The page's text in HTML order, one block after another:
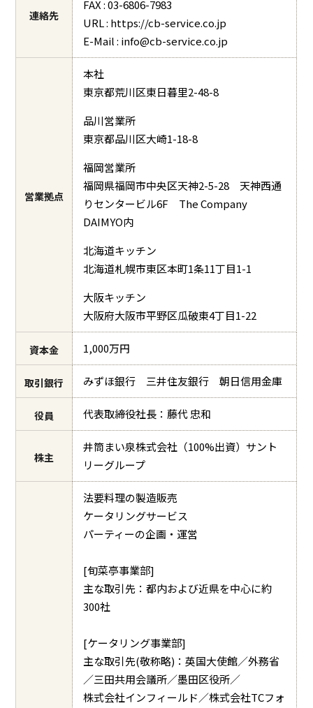
連絡先
FAX : 03-6806-7983
URL : https://cb-service.co.jp
E-Mail : info@cb-service.co.jp
営業拠点
本社
東京都荒川区東日暮里2-48-8
品川営業所
東京都品川区大崎1-18-8
福岡営業所
福岡県福岡市中央区天神2-5-28 天神西通
りセンタービル6F The Company
DAIMYO内
北海道キッチン
北海道札幌市東区本町1条11丁目1-1
大阪キッチン
大阪府大阪市平野区瓜破東4丁目1-22
資本金 1,000万円
取引銀行 みずほ銀行 三井住友銀行 朝日信用金庫
役員 代表取締役社長：藤代 忠和
株主
井筒まい泉株式会社（100%出資）サント
リーグループ
法要料理の製造販売
ケータリングサービス
パーティーの企画・運営
[旬菜亭事業部]
主な取引先：都内および近県を中心に約
300社
[ケータリング事業部]
主な取引先(敬称略)：英国大使館／外務省
／三田共用会議所／墨田区役所／
株式会社インフィールド／株式会社TCフォ